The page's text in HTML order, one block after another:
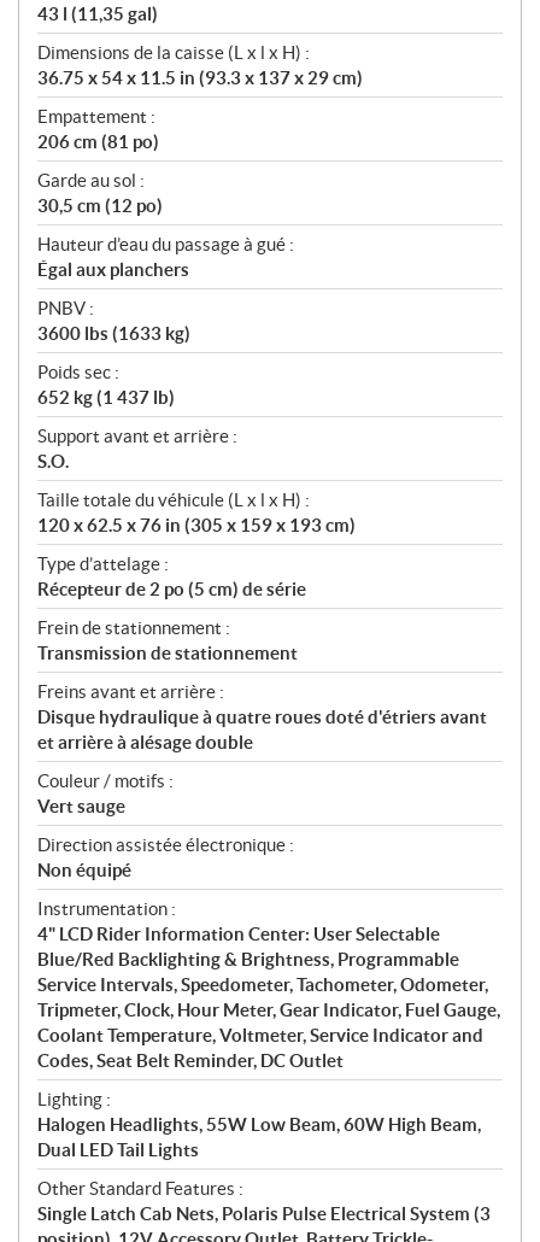
43 l (11,35 gal)
Dimensions de la caisse (L x l x H) :
36.75 x 54 x 11.5 in (93.3 x 137 x 29 cm)
Empattement :
206 cm (81 po)
Garde au sol :
30,5 cm (12 po)
Hauteur d’eau du passage à gué :
Égal aux planchers
PNBV :
3600 lbs (1633 kg)
Poids sec :
652 kg (1 437 lb)
Support avant et arrière :
S.O.
Taille totale du véhicule (L x l x H) :
120 x 62.5 x 76 in (305 x 159 x 193 cm)
Type d’attelage :
Récepteur de 2 po (5 cm) de série
Frein de stationnement :
Transmission de stationnement
Freins avant et arrière :
Disque hydraulique à quatre roues doté d'étriers avant
et arrière à alésage double
Couleur / motifs :
Vert sauge
Direction assistée électronique :
Non équipé
Instrumentation :
4" LCD Rider Information Center: User Selectable
Blue/Red Backlighting & Brightness, Programmable
Service Intervals, Speedometer, Tachometer, Odometer,
Tripmeter, Clock, Hour Meter, Gear Indicator, Fuel Gauge,
Coolant Temperature, Voltmeter, Service Indicator and
Codes, Seat Belt Reminder, DC Outlet
Lighting :
Halogen Headlights, 55W Low Beam, 60W High Beam,
Dual LED Tail Lights
Other Standard Features :
Single Latch Cab Nets, Polaris Pulse Electrical System (3